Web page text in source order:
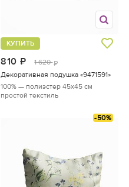
810 руб.
1 620 руб.
КУПИТЬ
Декоративная подушка «9471591»
100% — полиэстер45x45 см
простой текстиль
-50%